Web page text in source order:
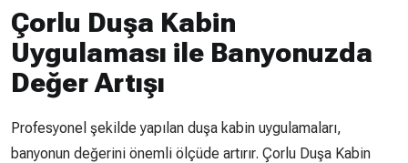
Çorlu Duşa Kabin
Uygulaması ile Banyonuzda
Değer Artışı
Profesyonel şekilde yapılan duşa kabin uygulamaları,
banyonun değerini önemli ölçüde artırır. Çorlu Duşa Kabin